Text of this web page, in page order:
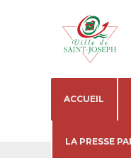
ACCUEIL
LA PRESSE